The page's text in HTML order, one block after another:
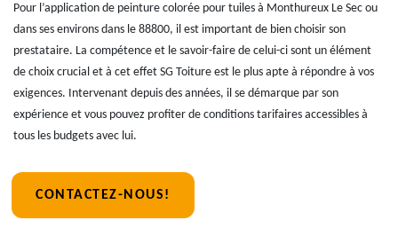
Pour l’application de peinture colorée pour tuiles à Monthureux Le Sec ou
dans ses environs dans le 88800, il est important de bien choisir son
prestataire. La compétence et le savoir-faire de celui-ci sont un élément
de choix crucial et à cet effet SG Toiture est le plus apte à répondre à vos
exigences. Intervenant depuis des années, il se démarque par son
expérience et vous pouvez profiter de conditions tarifaires accessibles à
tous les budgets avec lui.
CONTACTEZ-NOUS!